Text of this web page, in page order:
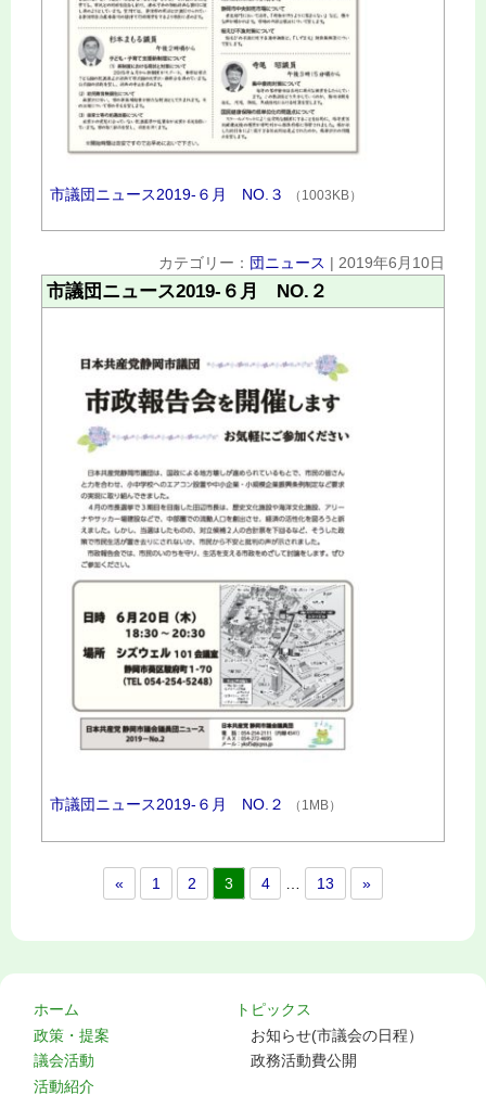
市議団ニュース2019‐６月 NO.３ （1003KB）
カテゴリー： 団ニュース | 2019年6月10日
市議団ニュース2019‐６月 NO.２
市議団ニュース2019‐６月 NO.２ （1MB）
« 1 2 3 4 13 »
ホーム
政策・提案
議会活動
活動紹介
トピックス
お知らせ(市議会の日程）
政務活動費公開